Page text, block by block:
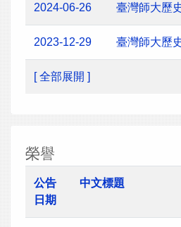
2024-06-26 臺灣師大歷
2023-12-29 臺灣師大歷
[ 全部展開 ]
榮譽
公告
日期
中文標題